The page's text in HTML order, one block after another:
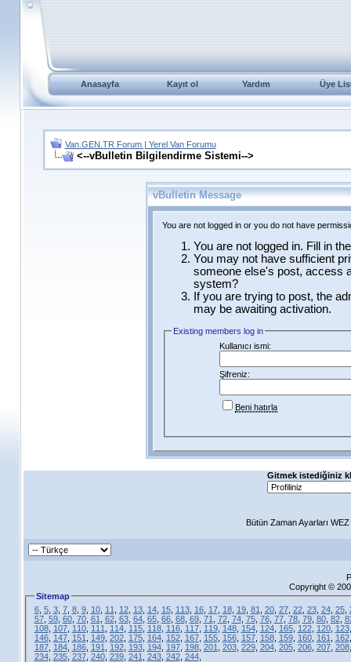
Anasayfa Kayıt ol Yardım Üye
Van.GEN.TR Forum | Yerel Van Forumu
<--vBulletin Bilgilendirme Sistemi-->
vBulletin Message
You are not logged in or you do not have
You are not logged in. Fill in
You may not have sufficient
someone else's post, access
system?
If you are trying to post, the
may be awaiting activation.
Existing members log in
Kullanıcı ismi:
Şifreniz:
Beni hatırla
Gitmek istediğiniz
Bütün Zaman Ayarları
Copyright ©
Sitemap
6, 5, 3, 7, 8, 9, 10, 11 12, 13, 14, 15, 113, 16, 17, 18, 19, 81 20, 27, 22, 23, 24, 25,
57, 59, 60, 70, 61 62, 63, 64, 65, 66, 68, 69, 71 72, 74, 75, 76, 77, 78, 79, 80, 82,
108, 107, 110, 111 114, 115, 118, 116, 117, 119, 148, 154, 124, 165, 122, 120, 123
146, 147, 151 149, 202, 175, 164, 152, 167, 155, 156, 157, 158, 159, 160, 161 162
187, 184, 186, 191 192, 193, 194, 197, 198, 201 203, 229, 204, 205, 206, 207, 208
234, 235, 237, 240, 239, 241 243, 242, 244,